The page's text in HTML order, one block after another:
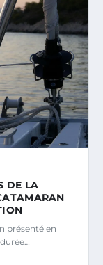
DE LA
présenté en